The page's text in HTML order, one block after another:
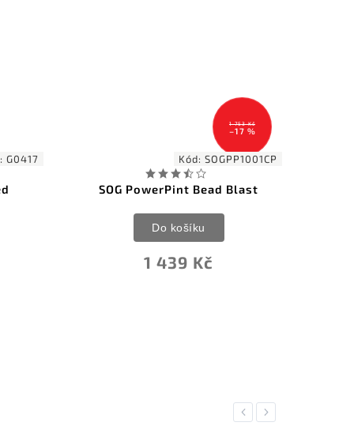
G0417
1 753 Kč
–17 %
Kód: SOGPP1001CP
SOG PowerPint Bead Blast
1 439 Kč
Do košíku
Previous
Next